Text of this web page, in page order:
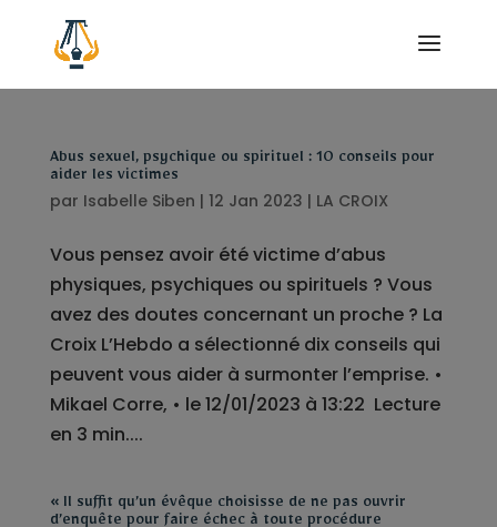
Abus sexuel, psychique ou spirituel : 10 conseils pour
aider les victimes
par Isabelle Siben | 12 Jan 2023 | LA CROIX
Vous pensez avoir été victime d’abus
physiques, psychiques ou spirituels ? Vous
avez des doutes concernant un proche ? La
Croix L’Hebdo a sélectionné dix conseils qui
peuvent vous aider à surmonter l’emprise. •
Mikael Corre, • le 12/01/2023 à 13:22 Lecture
en 3 min....
« Il suffit qu’un évêque choisisse de ne pas ouvrir
d’enquête pour faire échec à toute procédure